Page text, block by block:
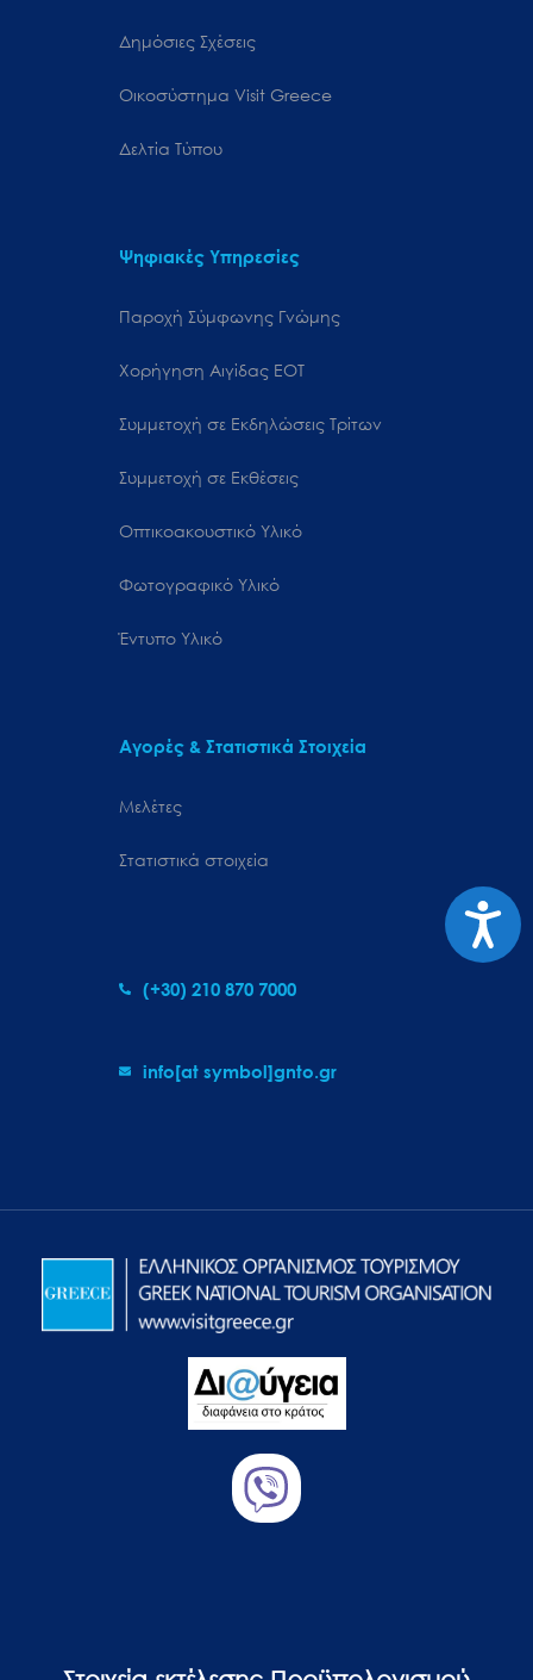
Δημόσιες Σχέσεις
Oικοσύστημα Visit Greece
Δελτία Τύπου
Ψηφιακές Υπηρεσίες
Παροχή Σύμφωνης Γνώμης
Χορήγηση Αιγίδας ΕΟΤ
Συμμετοχή σε Εκδηλώσεις Τρίτων
Συμμετοχή σε Εκθέσεις
Οπτικοακουστικό Υλικό
Φωτογραφικό Υλικό
Έντυπο Υλικό
Αγορές & Στατιστικά Στοιχεία
Μελέτες
Στατιστικά στοιχεία
(+30) 210 870 7000
info[at symbol]gnto.gr